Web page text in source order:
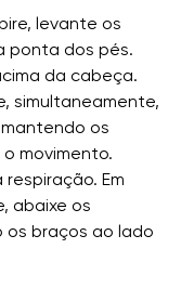
levante os
ponta dos pés.
da cabeça.
simultaneamente,
os
movimento.
Em
abaixe os
os braços ao lado